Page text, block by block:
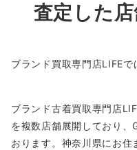
査定した
ブランド買取専門店LIFEで
ブランド古着買取専門店
を複数店舗展開しており、
おります。神奈川県にお住